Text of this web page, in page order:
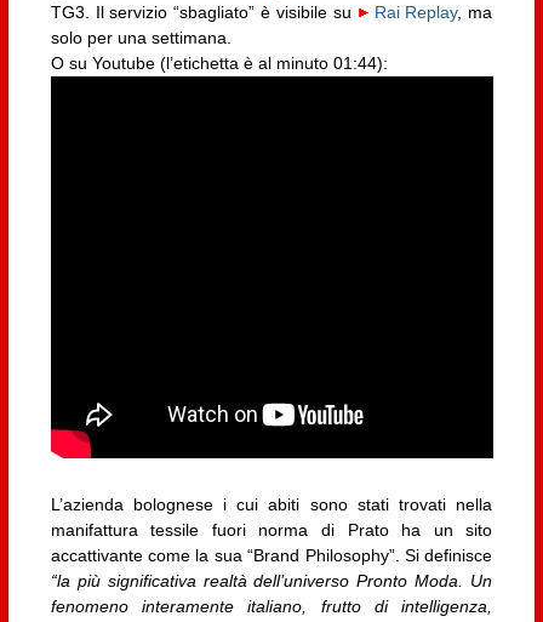
TG3. Il servizio “sbagliato” è visibile su
Rai Replay, ma
solo per una settimana.
O su Youtube (l’etichetta è al minuto 01:44):
L’azienda bolognese i cui abiti sono stati trovati nella
manifattura tessile fuori norma di Prato ha un sito
accattivante come la sua “Brand Philosophy”. Si definisce
“la più significativa realtà dell’universo Pronto Moda. Un
fenomeno interamente italiano, frutto di intelligenza,